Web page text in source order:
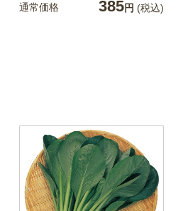
通常価格 385円 (税込)